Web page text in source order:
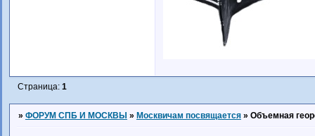
Страница: 1
» ФОРУМ СПБ И МОСКВЫ » Москвичам посвящается » Объемная